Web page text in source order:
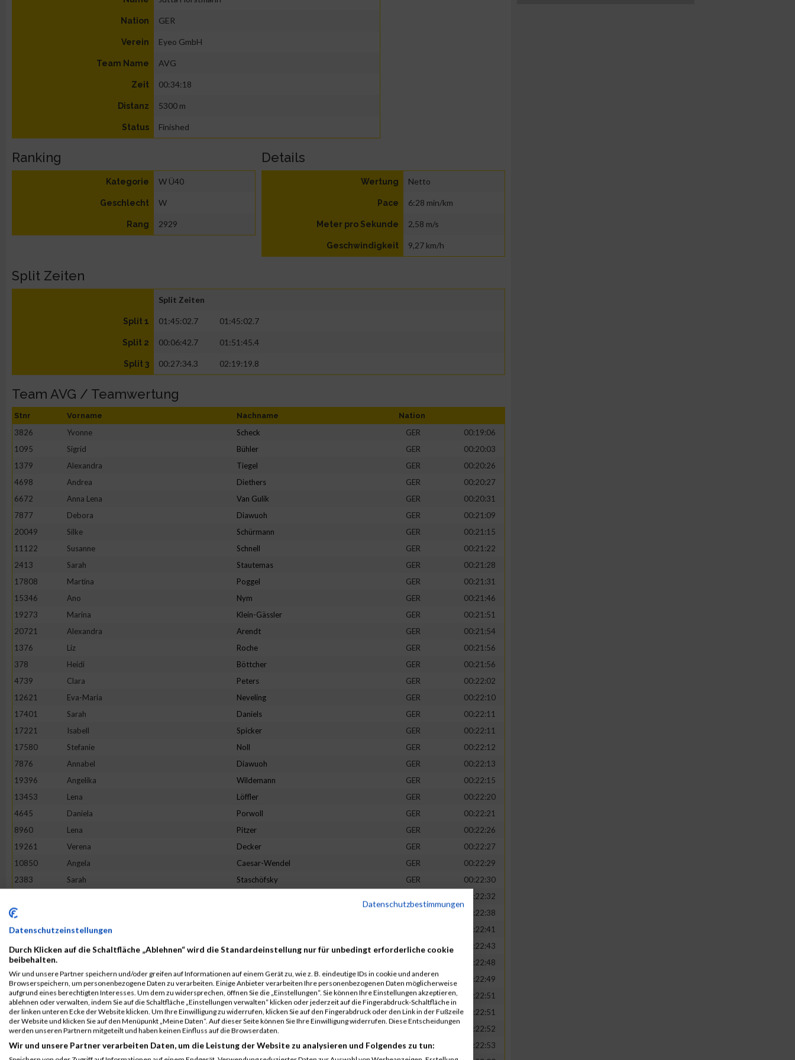
Nation GER
Verein Eyeo GmbH
Team Name AVG
Zeit 00:34:18
Distanz 5300 m
Status Finished
Ranking
Kategorie W Ü40
Geschlecht W
Rang 2929
Details
Wertung Netto
Pace 6:28 min/km
Meter pro Sekunde 2,58 m/s
Geschwindigkeit 9,27 km/h
Split Zeiten
Split Zeiten
Split 1 01:45:02.7 01:45:02.7
Split 2 00:06:42.7 01:51:45.4
Split 3 00:27:34.3 02:19:19.8
Team AVG / Teamwertung
Stnr Vorname Nachname Nation
3826 Yvonne Scheck GER
00:19:06
1095
Sigrid Bühler GER
00:20:03
1379
Alexandra Tiegel GER
00:20:26
4698
Andrea Diethers GER
00:20:27
6672
Anna Lena Van Gulik GER
00:20:31
7877
Debora Diawuoh GER
00:21:09
20049
Silke Schürmann GER
00:21:15
11122
Susanne Schnell GER
00:21:22
2413
Sarah Stautemas GER
00:21:28
17808
Martina Poggel GER
00:21:31
15346
Ano Nym GER
00:21:46
19273
Marina Klein-Gässler GER
00:21:51
20721
Alexandra Arendt GER
00:21:54
1376
Liz Roche GER
00:21:56
378
Heidi Böttcher GER
00:21:56
4739
Clara Peters GER
00:22:02
12621
Eva-Maria Neveling GER
00:22:10
17401
Sarah Daniels GER
00:22:11
17221
Isabell Spicker GER
00:22:11
17580
Stefanie Noll GER
00:22:12
7876
Annabel Diawuoh GER
00:22:13
19396
Angelika Wildemann GER
00:22:15
13453
Lena Löffler GER
00:22:20
4645
Daniela Porwoll GER
00:22:21
8960
Lena Pitzer GER
00:22:26
19261
Verena Decker GER
00:22:27
10850
Angela Caesar-Wendel GER
00:22:29
2383
Sarah Staschöfsky GER
00:22:30
00:22:32
10079
00:22:38
18862
Tineke
00:22:41
18205
Sandra Hermann GER
00:22:43
3475
00:22:48
16268
Lotte Lehmbruck GER
00:22:49
5049
Sabine Eim GER
00:22:51
7653
Franziska Flügge GER
00:22:51
1380
Jeanne Li Voß
00:22:52
6002
Julia Halberstadt GER
00:22:53
Datenschutzbestimmungen
Datenschutzeinstellungen
Durch Klicken auf die Schaltfläche „Ablehnen“ wird die Standardeinstellung nur für unbedingt erforderliche cookie
beibehalten.
Wir und unsere Partner speichern und/oder greifen auf Informationen auf einem Gerät zu, wie z. B. eindeutige IDs in cookie und anderen
Browserspeichern, um personenbezogene Daten zu verarbeiten. Einige Anbieter verarbeiten Ihre personenbezogenen Daten möglicherweise
aufgrund eines berechtigten Interesses. Um dem zu widersprechen, öffnen Sie die „Einstellungen“. Sie können Ihre Einstellungen akzeptieren,
ablehnen oder verwalten, indem Sie auf die Schaltfläche „Einstellungen verwalten“ klicken oder jederzeit auf die Fingerabdruck-Schaltfläche in
der linken unteren Ecke der Website klicken. Um Ihre Einwilligung zu widerrufen, klicken Sie auf den Fingerabdruck oder den Link in der Fußzeile
der Website und klicken Sie auf den Menüpunkt „Meine Daten“. Auf dieser Seite können Sie Ihre Einwilligung widerrufen. Diese Entscheidungen
werden unseren Partnern mitgeteilt und haben keinen Einfluss auf die Browserdaten.
Wir und unsere Partner verarbeiten Daten, um die Leistung der Website zu analysieren und Folgendes zu tun: